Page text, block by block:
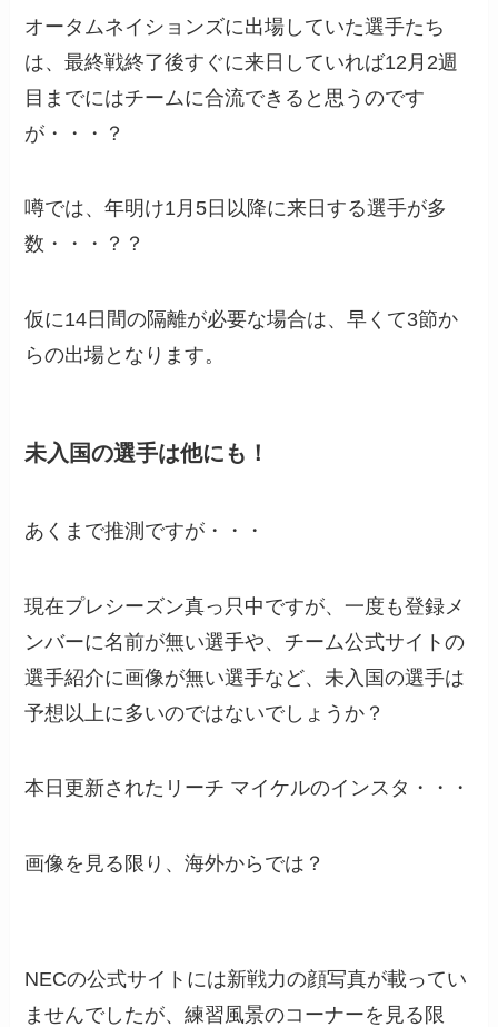
オータムネイションズに出場していた選手たち
は、最終戦終了後すぐに来日していれば12月2週
目までにはチームに合流できると思うのです
が・・・？
噂では、年明け1月5日以降に来日する選手が多
数・・・？？
仮に14日間の隔離が必要な場合は、早くて3節か
らの出場となります。
未入国の選手は他にも！
あくまで推測ですが・・・
現在プレシーズン真っ只中ですが、一度も登録メ
ンバーに名前が無い選手や、チーム公式サイトの
選手紹介に画像が無い選手など、未入国の選手は
予想以上に多いのではないでしょうか？
本日更新されたリーチ マイケルのインスタ・・・
画像を見る限り、海外からでは？
NECの公式サイトには新戦力の顔写真が載ってい
ませんでしたが、練習風景のコーナーを見る限